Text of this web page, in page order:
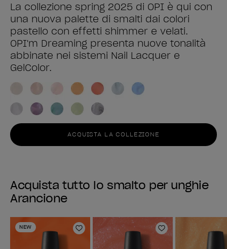
La collezione spring 2025 di OPI è qui con
una nuova palette di smalti dai colori
pastello con effetti shimmer e velati.
OPI'm Dreaming presenta nuove tonalità
abbinate nei sistemi Nail Lacquer e
GelColor.
ACQUISTA LA COLLEZIONE
Acquista tutto lo smalto per unghie
Arancione
NEW
Aggiungi alla lista dei desideri
Aggiungi alla